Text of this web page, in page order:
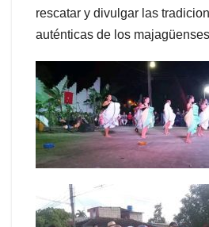
rescatar y divulgar las
auténticas de los